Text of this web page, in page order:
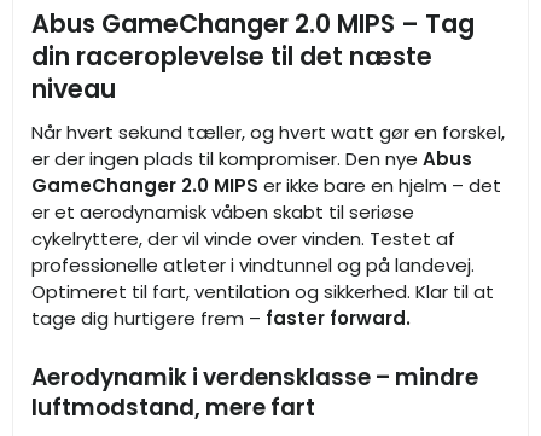
Abus GameChanger 2.0 MIPS – Tag
din raceroplevelse til det næste
niveau
Når hvert sekund tæller, og hvert watt gør en forskel,
er der ingen plads til kompromiser. Den nye Abus
GameChanger 2.0 MIPS er ikke bare en hjelm – det
er et aerodynamisk våben skabt til seriøse
cykelryttere, der vil vinde over vinden. Testet af
professionelle atleter i vindtunnel og på landevej.
Optimeret til fart, ventilation og sikkerhed. Klar til at
tage dig hurtigere frem – faster forward.
Aerodynamik i verdensklasse – mindre
luftmodstand, mere fart